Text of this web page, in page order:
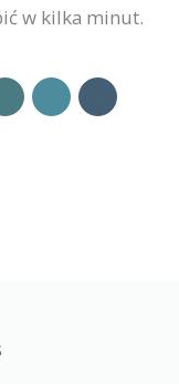
w kilka minut.